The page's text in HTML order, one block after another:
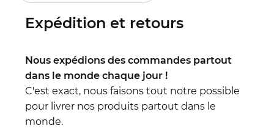
Expédition et retours
Nous expédions des commandes partout
dans le monde chaque jour !
C'est exact, nous faisons tout notre possible
pour livrer nos produits partout dans le
monde.